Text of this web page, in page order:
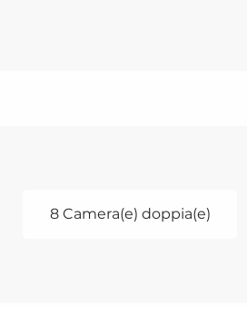
8 Camera(e) doppia(e)